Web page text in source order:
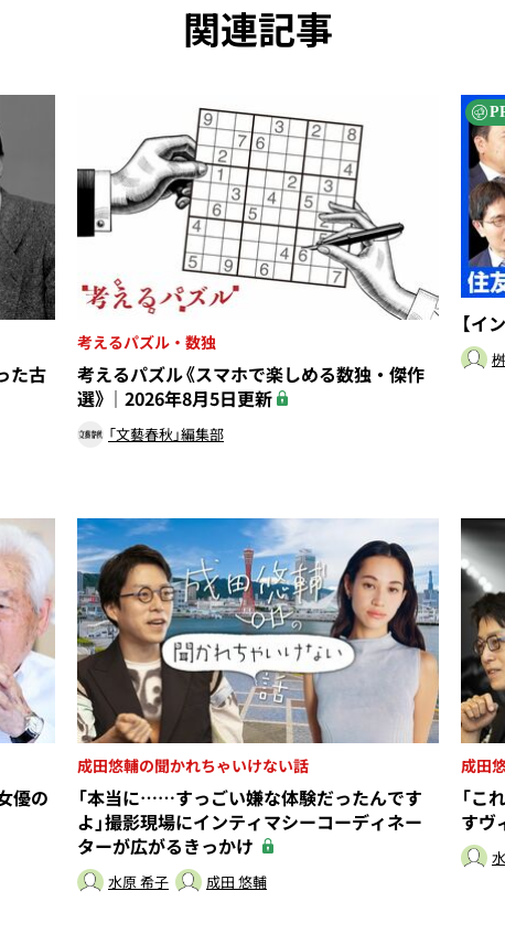
関連記事
た古
考えるパズル・数独
考えるパズル《スマホで楽しめる数独・傑作
選》｜2026年8月5日更新
「文藝春秋」編集部
【イ
優の
成田悠輔の聞かれちゃいけない話
「本当に……すっごい嫌な体験だったんです
よ」撮影現場にインティマシーコーディネー
ターが広がるきっかけ
水原 希子 成田 悠輔
成田
「こ
すヴ